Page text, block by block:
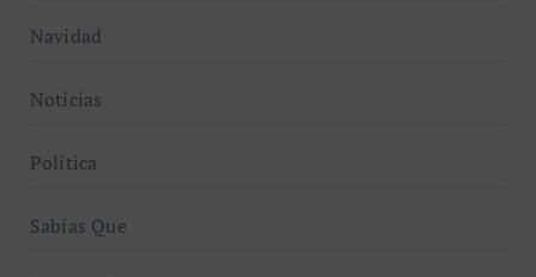
Navidad
Noticias
Política
Sabías Que